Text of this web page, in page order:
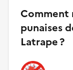
Comment
punaises
Latrape ?